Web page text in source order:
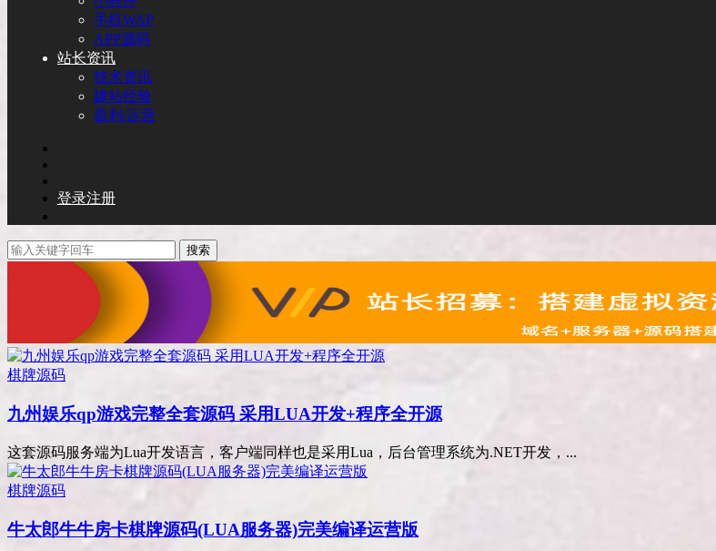
手机WAP
APP源码
站长资讯
技术资讯
建站经验
盈利/运营
登录注册
搜索
棋牌源码
九州娱乐qp游戏完整全套源码 采用LUA开发+程序全开源
这套源码服务端为Lua开发语言，客户端同样也是采用Lua，后台管理系统为.NET开发，...
棋牌源码
牛太郎牛牛房卡棋牌源码(LUA服务器)完美编译运营版